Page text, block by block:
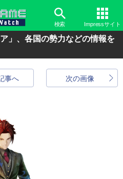
検索 Impressサイト
」、各国の勢力などの情報を
次の画像
事へ